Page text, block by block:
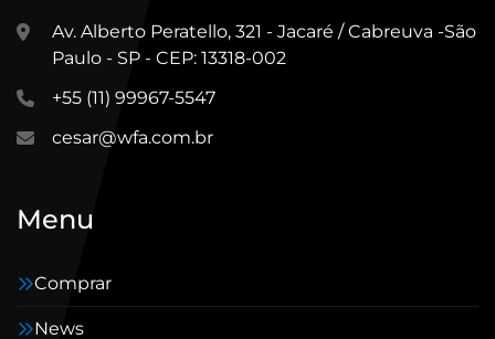
Av. Alberto Peratello, 321 - Jacaré / Cabreuva -São
Paulo - SP - CEP: 13318-002
+55 (11) 99967-5547
cesar@wfa.com.br
Menu
Comprar
News